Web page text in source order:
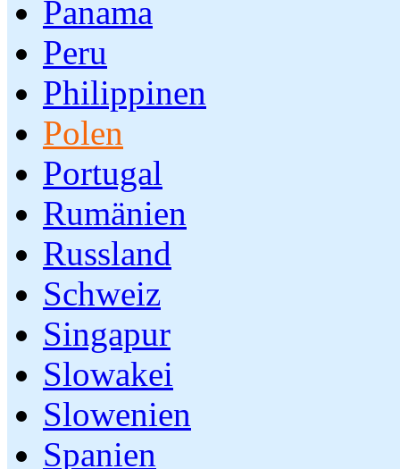
Panama
Peru
Philippinen
Polen
Portugal
Rumänien
Russland
Schweiz
Singapur
Slowakei
Slowenien
Spanien